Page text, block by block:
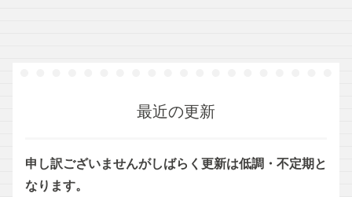
最近の更新
申し訳ございませんがしばらく更新は低調・不定期と
なります。